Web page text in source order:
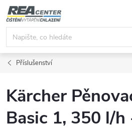
Přejít
na
obsah
Příslušenství
Kärcher
Basic 1, 350 l/